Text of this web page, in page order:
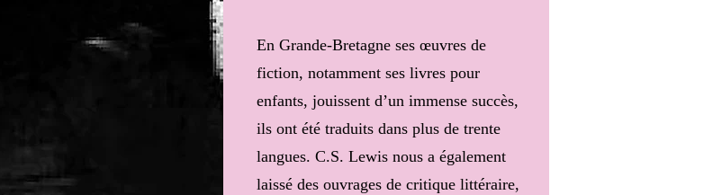
En Grande-Bretagne ses œuvres de
fiction, notamment ses livres pour
enfants, jouissent d’un immense succès,
ils ont été traduits dans plus de trente
langues. C.S. Lewis nous a également
laissé des ouvrages de critique littéraire,